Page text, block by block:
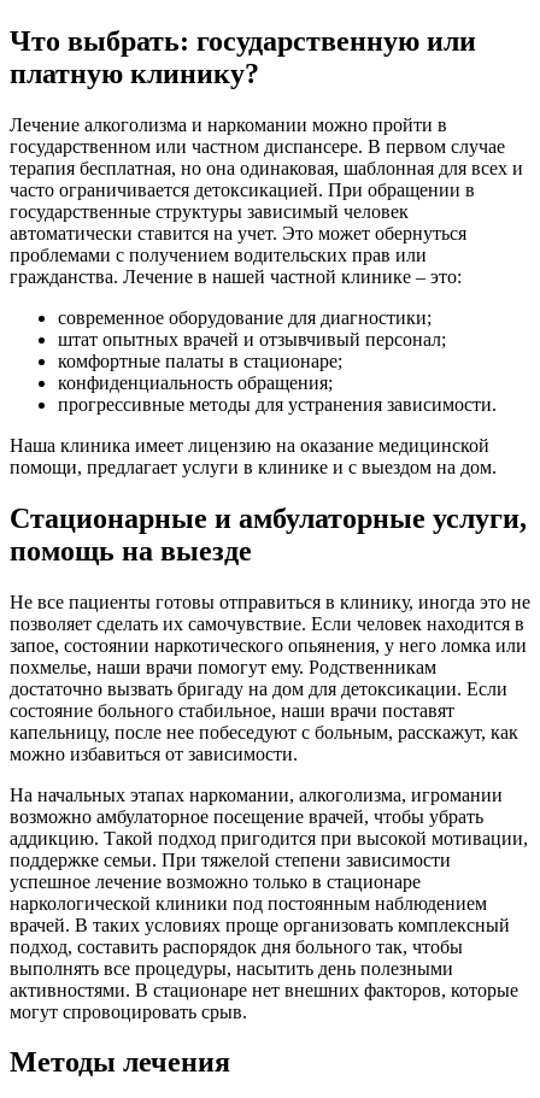
Что выбрать: государственную или
платную клинику?
Лечение алкоголизма и наркомании можно пройти в
государственном или частном диспансере. В первом случае
терапия бесплатная, но она одинаковая, шаблонная для всех и
часто ограничивается детоксикацией. При обращении в
государственные структуры зависимый человек
автоматически ставится на учет. Это может обернуться
проблемами с получением водительских прав или
гражданства. Лечение в нашей частной клинике – это:
современное оборудование для диагностики;
штат опытных врачей и отзывчивый персонал;
комфортные палаты в стационаре;
конфиденциальность обращения;
прогрессивные методы для устранения зависимости.
Наша клиника имеет лицензию на оказание медицинской
помощи, предлагает услуги в клинике и с выездом на дом.
Стационарные и амбулаторные услуги,
помощь на выезде
Не все пациенты готовы отправиться в клинику, иногда это не
позволяет сделать их самочувствие. Если человек находится в
запое, состоянии наркотического опьянения, у него ломка или
похмелье, наши врачи помогут ему. Родственникам
достаточно вызвать бригаду на дом для детоксикации. Если
состояние больного стабильное, наши врачи поставят
капельницу, после нее побеседуют с больным, расскажут, как
можно избавиться от зависимости.
На начальных этапах наркомании, алкоголизма, игромании
возможно амбулаторное посещение врачей, чтобы убрать
аддикцию. Такой подход пригодится при высокой мотивации,
поддержке семьи. При тяжелой степени зависимости
успешное лечение возможно только в стационаре
наркологической клиники под постоянным наблюдением
врачей. В таких условиях проще организовать комплексный
подход, составить распорядок дня больного так, чтобы
выполнять все процедуры, насытить день полезными
активностями. В стационаре нет внешних факторов, которые
могут спровоцировать срыв.
Методы лечения